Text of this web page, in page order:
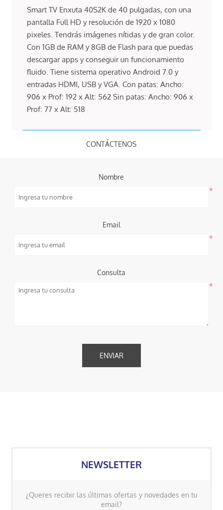
Smart TV Enxuta 40S2K de 40 pulgadas, con una
pantalla Full HD y resolución de 1920 x 1080
pixeles. Tendrás imágenes nítidas y de gran color.
Con 1GB de RAM y 8GB de Flash para que puedas
descargar apps y conseguir un funcionamiento
fluido. Tiene sistema operativo Android 7.0 y
entradas HDMI, USB y VGA. Con patas: Ancho:
906 x Prof: 192 x Alt: 562 Sin patas: Ancho: 906 x
Prof: 77 x Alt: 518
CONTÁCTENOS
Nombre
*
Email
*
Consulta
*
NEWSLETTER
¿Queres recibir las últimas ofertas y novedades en tu
email?